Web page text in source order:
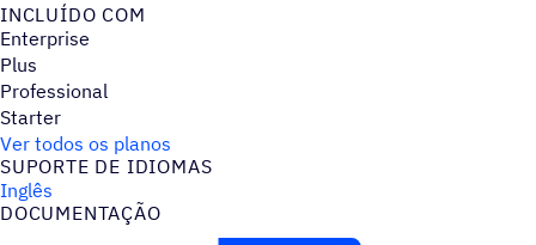
INCLUÍDO COM
Enterprise
Plus
Professional
Starter
Ver todos os planos
SUPORTE DE IDIOMAS
Inglês
DOCUMENTAÇÃO